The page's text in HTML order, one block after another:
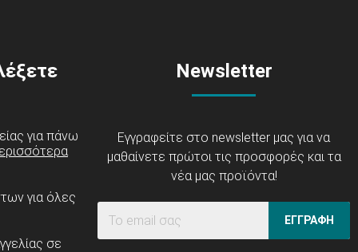
για πάνω
για όλες
σε
Newsletter
Εγγραφείτε στο newsletter μας για να
μαθαίνετε πρώτοι τις προσφορές και τα
νέα μας προϊόντα!
ΕΓΓΡΑΦΗ